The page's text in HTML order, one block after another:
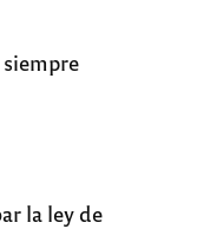
la ley de